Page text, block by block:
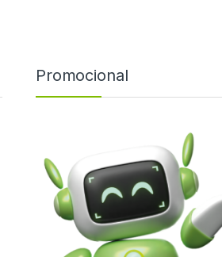
Promocional